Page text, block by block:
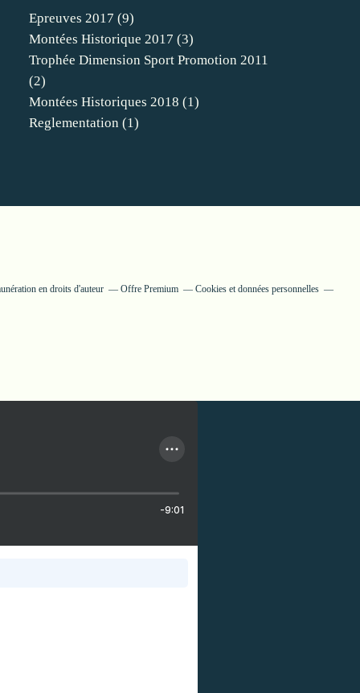
Epreuves 2017 (9)
Montées Historique 2017 (3)
Trophée Dimension Sport Promotion 2011
(2)
Montées Historiques 2018 (1)
Reglementation (1)
en droits d'auteur Offre Premium
Cookies et données personnelles
-9:01